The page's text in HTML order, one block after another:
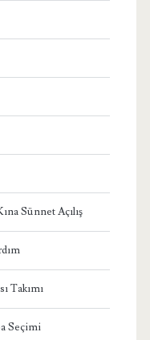
Sünnet Açılış
Takımı
Seçimi